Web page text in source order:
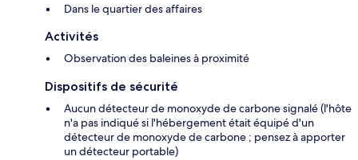
Dans le quartier des affaires
Activités
Observation des baleines à proximité
Dispositifs de sécurité
Aucun détecteur de monoxyde de carbone signalé (l'hôte
n'a pas indiqué si l'hébergement était équipé d'un
détecteur de monoxyde de carbone ; pensez à apporter
un détecteur portable)